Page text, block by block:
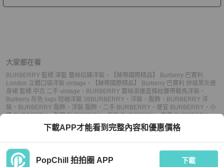
大家都在看
BURBERRY 藍標 深藍 蕾絲拉鍊洋裝 、
【赫蒂國際精品】 Burberry 巴寶利
London 立體口袋洋裝 vintage 、
【赫蒂國際精品】 Burberry 巴寶利 拼接黑灰連
身裙 藍標 中古 二手 vintage 、 BURBERRY 蕾絲滾邊直條紋腰帶戰馬洋裝 、
Burberry 灰色 logo 短袖洋裝 38BURBERRY 、 洋裝 、 服飾 、 BURBERRY 洋
裝 、 BURBERRY 服飾 、 洋裝 服飾 、 二手 BURBERRY 、 便宜 BURBERRY 、 小
資 BURBERRY、熱門 BURBERRY、中古 BURBERRY、推薦 BURBERRY、
便宜 洋裝、小資 洋裝、熱門 洋裝 、 中古 洋裝、推薦 洋裝
、 小資 服飾 、熱門 服飾、中古 服飾、推薦 服飾
下載APP才能看到完整內容和優惠價格
PopChill 拍拍圈 APP 下載